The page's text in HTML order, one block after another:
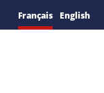
Français English